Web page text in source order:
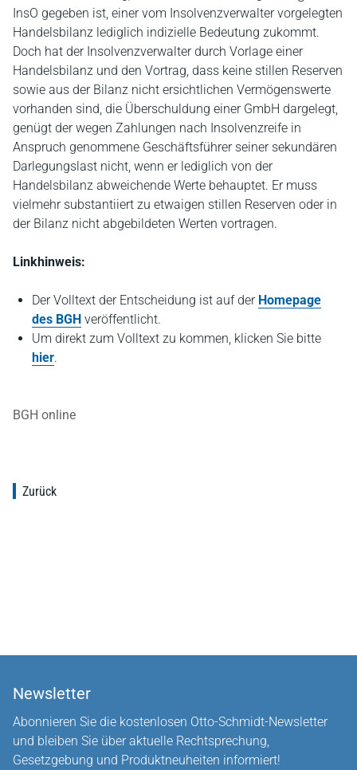
InsO gegeben ist, einer vom Insolvenzverwalter vorgelegten
Handelsbilanz lediglich indizielle Bedeutung zukommt.
Doch hat der Insolvenzverwalter durch Vorlage einer
Handelsbilanz und den Vortrag, dass keine stillen Reserven
sowie aus der Bilanz nicht ersichtlichen Vermögenswerte
vorhanden sind, die Überschuldung einer GmbH dargelegt,
genügt der wegen Zahlungen nach Insolvenzreife in
Anspruch genommene Geschäftsführer seiner sekundären
Darlegungslast nicht, wenn er lediglich von der
Handelsbilanz abweichende Werte behauptet. Er muss
vielmehr substantiiert zu etwaigen stillen Reserven oder in
der Bilanz nicht abgebildeten Werten vortragen.
Linkhinweis:
Der Volltext der Entscheidung ist auf der Homepage
des BGH veröffentlicht.
Um direkt zum Volltext zu kommen, klicken Sie bitte
hier.
BGH online
Zurück
Newsletter
Abonnieren Sie die kostenlosen Otto-Schmidt-Newsletter
und bleiben Sie über aktuelle Rechtsprechung,
Gesetzgebung und Produktneuheiten informiert!